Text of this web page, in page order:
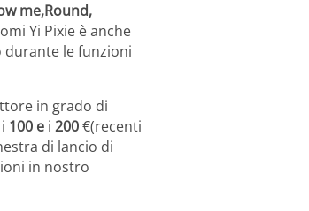
me,Round,
Yi Pixie è anche
le funzioni
in grado di
100 e i 200€(recenti
di lancio di
in nostro